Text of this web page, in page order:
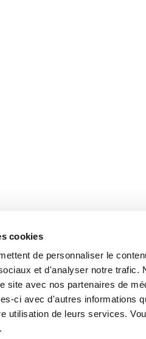
cookies
de personnaliser le
et d'analyser notre trafic.
site avec nos partenaires de
ci avec d'autres informations
utilisation de leurs services.